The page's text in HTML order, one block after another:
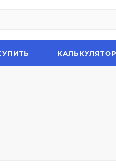
КАЛЬКУЛЯТОР